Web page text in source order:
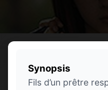
Synopsis
Fils d’un prêtre